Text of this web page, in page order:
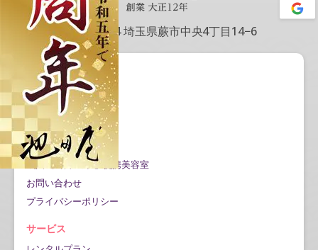
〒335-0004 埼玉県蕨市中央4丁目14−6
会社情報
会社概要
アクセス情報
Google口コミ公開
成人式当日の対応/提携美容室
お問い合わせ
プライバシーポリシー
サービス